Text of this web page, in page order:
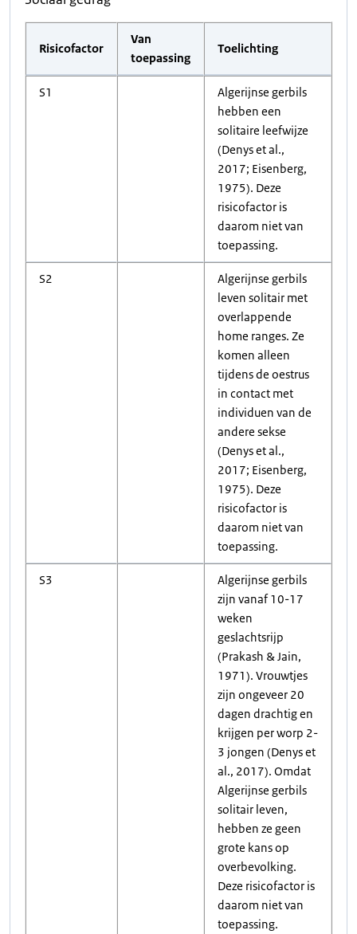
Risicofactor
Van
toepassing
Toelichting
S1
Algerijnse gerbils
hebben een
solitaire leefwijze
(Denys et al.,
2017; Eisenberg,
1975). Deze
risicofactor is
daarom niet van
toepassing.
S2
Algerijnse gerbils
leven solitair met
overlappende
home ranges. Ze
komen alleen
tijdens de oestrus
in contact met
individuen van de
andere sekse
(Denys et al.,
2017; Eisenberg,
1975). Deze
risicofactor is
daarom niet van
toepassing.
S3
Algerijnse gerbils
zijn vanaf 10-17
weken
geslachtsrijp
(Prakash & Jain,
1971). Vrouwtjes
zijn ongeveer 20
dagen drachtig en
krijgen per worp 2-
3 jongen (Denys et
al., 2017). Omdat
Algerijnse gerbils
solitair leven,
hebben ze geen
grote kans op
overbevolking.
Deze risicofactor is
daarom niet van
toepassing.